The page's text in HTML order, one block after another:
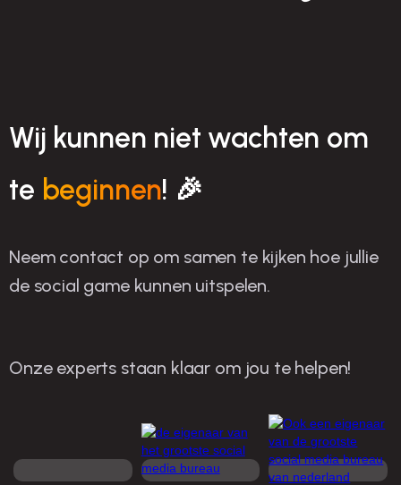
Wij kunnen niet wachten om
te beginnen! 🎉
Neem contact op om samen te kijken hoe jullie
de social game kunnen uitspelen.
Onze experts staan klaar om jou te helpen!